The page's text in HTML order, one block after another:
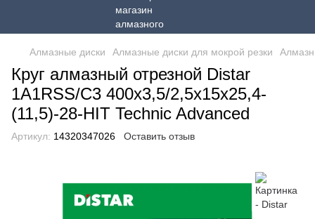
Алмазные диски Алмазные диски для мокрой резки
Круг алмазный отрезной Distar
1A1RSS/C3 400x3,5/2,5x15x25,4-
(11,5)-28-HIT Technic Advanced
Артикул: 14320347026 Оставить отзыв